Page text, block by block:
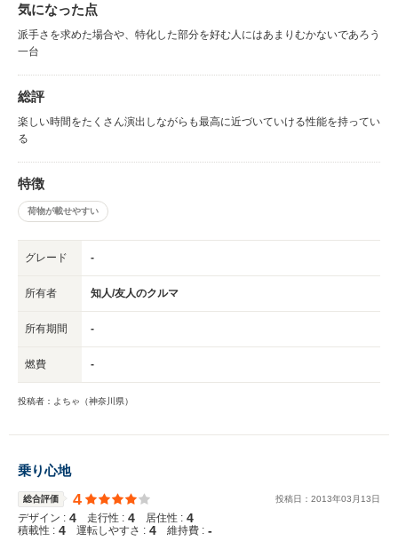
気になった点
派手さを求めた場合や、特化した部分を好む人にはあまりむかないであろう
一台
総評
楽しい時間をたくさん演出しながらも最高に近づいていける性能を持ってい
る
特徴
荷物が載せやすい
グレード -
所有者 知人/友人のクルマ
所有期間 -
燃費 -
投稿者：よちゃ（神奈川県）
乗り心地
総合評価 4 投稿日： 2013年03 月 13日
デザイン : 4 走行性 : 4 居住性 : 4
積載性 : 4 運転しやすさ : 4 維持費 : -